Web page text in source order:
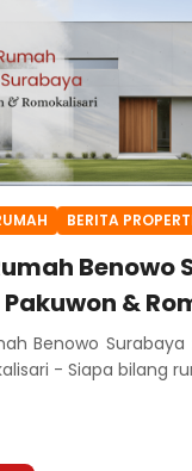
BERITA
Benowo
&
Benowo Surabaya
- Siapa bilang